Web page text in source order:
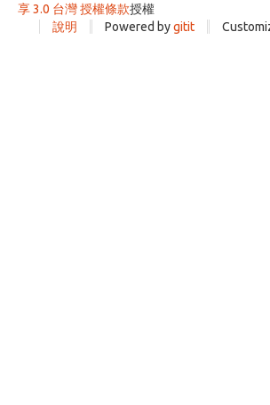
享 3.0 台灣 授權條款授權
說明
Powered bygitit